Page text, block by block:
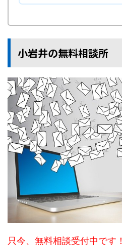
小岩井の無料相談所
只今、無料相談受付中です！